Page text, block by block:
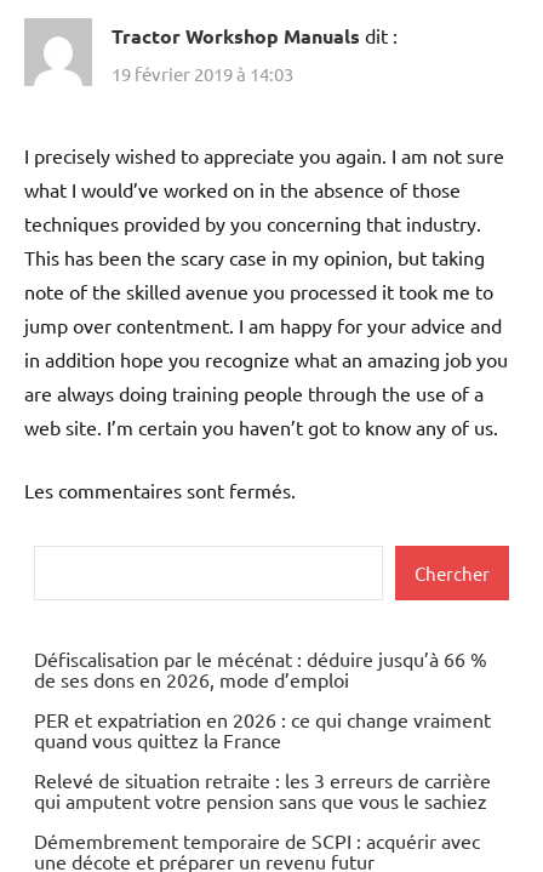
Tractor Workshop Manuals dit :
19 février 2019 à 14:03
I precisely wished to appreciate you again. I am not sure
what I would’ve worked on in the absence of those
techniques provided by you concerning that industry.
This has been the scary case in my opinion, but taking
note of the skilled avenue you processed it took me to
jump over contentment. I am happy for your advice and
in addition hope you recognize what an amazing job you
are always doing training people through the use of a
web site. I’m certain you haven’t got to know any of us.
Les commentaires sont fermés.
Chercher
Défiscalisation par le mécénat : déduire jusqu’à 66 %
de ses dons en 2026, mode d’emploi
PER et expatriation en 2026 : ce qui change vraiment
quand vous quittez la France
Relevé de situation retraite : les 3 erreurs de carrière
qui amputent votre pension sans que vous le sachiez
Démembrement temporaire de SCPI : acquérir avec
une décote et préparer un revenu futur